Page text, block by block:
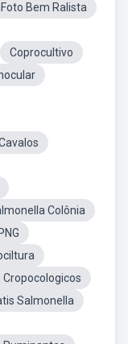
Bem Ralista
Coprocultivo
Colônia
Cropocologicos
Salmonella